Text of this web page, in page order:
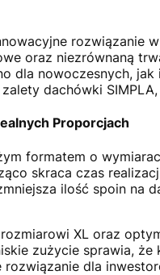
rozwiązanie
oraz niezrównaną
dla nowoczesnych,
dachówki
Proporcjach
formatem o
skraca czas
ilość spoin na
XL oraz
zużycie sprawia,
rozwiązanie dla